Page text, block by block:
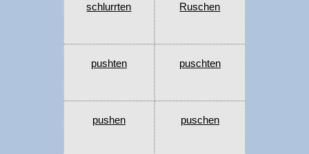
schlurrten Ruschen
pushten puschten
pushen puschen